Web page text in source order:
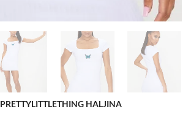
PRETTYLITTLETHING HALJINA